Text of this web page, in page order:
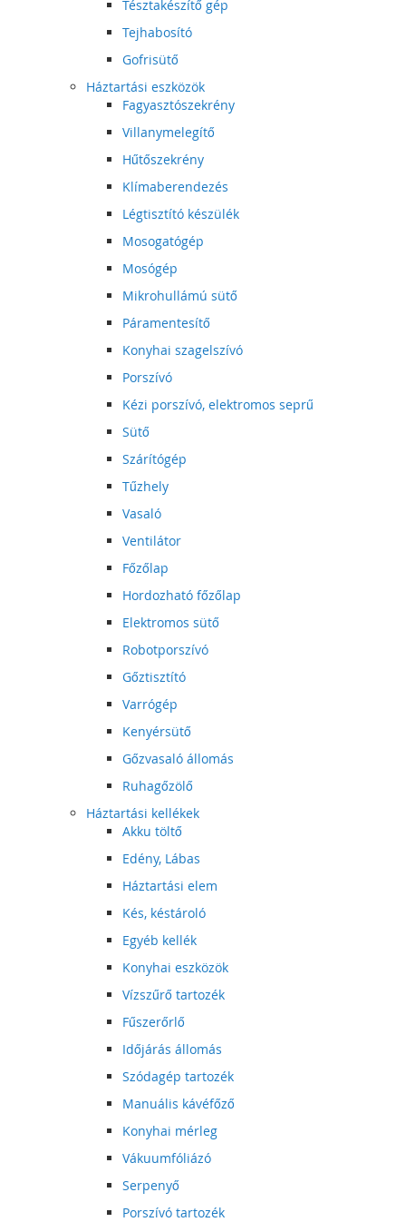
Tésztakészítő gép
Tejhabosító
Gofrisütő
Háztartási eszközök
Fagyasztószekrény
Villanymelegítő
Hűtőszekrény
Klímaberendezés
Légtisztító készülék
Mosogatógép
Mosógép
Mikrohullámú sütő
Páramentesítő
Konyhai szagelszívó
Porszívó
Kézi porszívó, elektromos seprű
Sütő
Szárítógép
Tűzhely
Vasaló
Ventilátor
Főzőlap
Hordozható főzőlap
Elektromos sütő
Robotporszívó
Gőztisztító
Varrógép
Kenyérsütő
Gőzvasaló állomás
Ruhagőzölő
Háztartási kellékek
Akku töltő
Edény, Lábas
Háztartási elem
Kés, késtároló
Egyéb kellék
Konyhai eszközök
Vízszűrő tartozék
Fűszerőrlő
Időjárás állomás
Szódagép tartozék
Manuális kávéfőző
Konyhai mérleg
Vákuumfóliázó
Serpenyő
Porszívó tartozék